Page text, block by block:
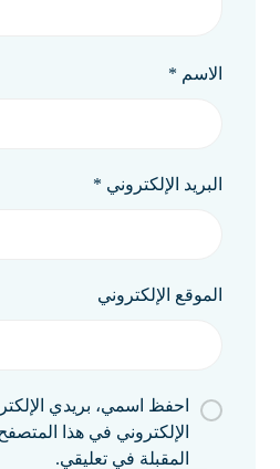
الاسم *
البريد الإلكتروني *
الموقع الإلكتروني
احفظ اسمي، بريدي
الإلكتروني في هذا
المقبلة في تعليقي.